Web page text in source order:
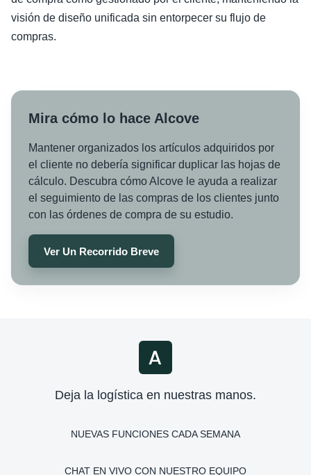
visión de diseño unificada sin entorpecer su flujo de
compras.
Mira cómo lo hace Alcove
Mantener organizados los artículos adquiridos por
el cliente no debería significar duplicar las hojas de
cálculo. Descubra cómo Alcove le ayuda a realizar
el seguimiento de las compras de los clientes junto
con las órdenes de compra de su estudio.
Ver Un Recorrido Breve
Deja la logística en nuestras manos.
NUEVAS FUNCIONES CADA SEMANA
CHAT EN VIVO CON NUESTRO EQUIPO